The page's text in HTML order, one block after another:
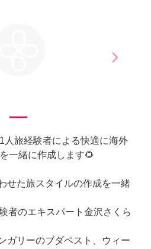
arrow_forward_iosNext
人旅経験者による快適に海外
一緒に作成します🌻
せた旅スタイルの作成を一緒
者のエキスパート金沢さくら
ガリーのブダペスト、ウィー